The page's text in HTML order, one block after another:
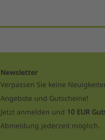
Newsletter
Verpassen Sie keine
Angebote und Gutscheine!
Jetzt anmelden und 10 EUR
Abmeldung jederzeit möglich.